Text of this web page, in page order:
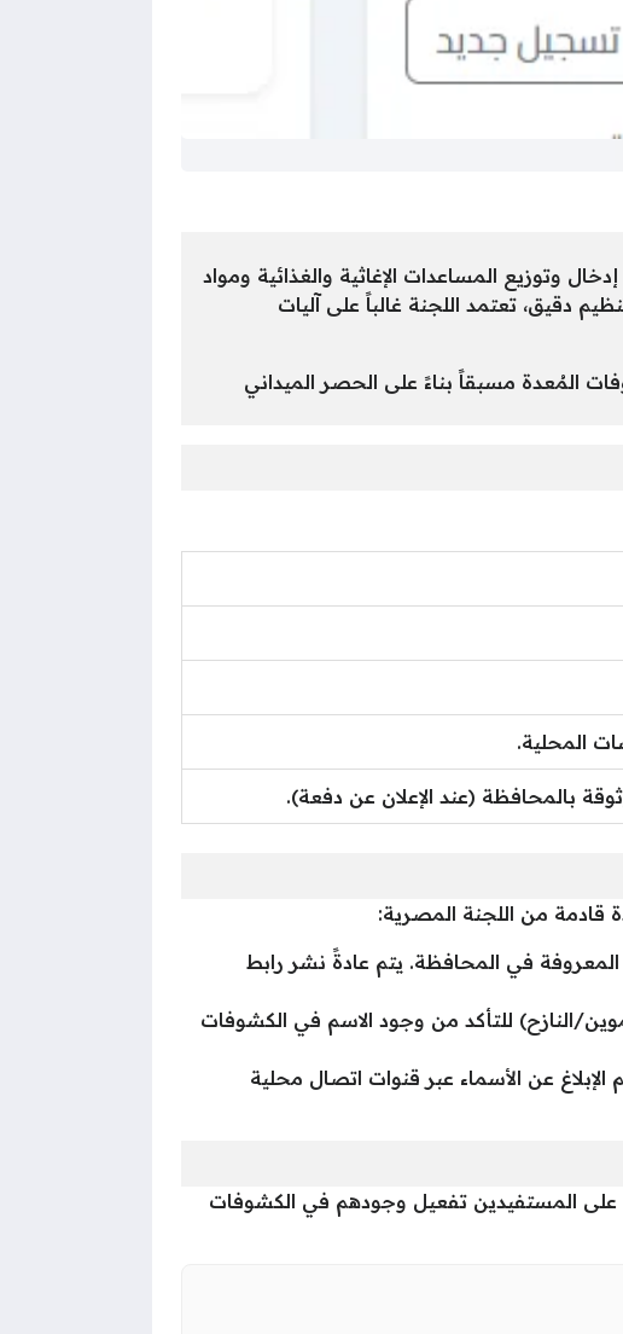
وتوزيع المساعدات الإغاثية والغذائية ومواد
دقيق، تعتمد اللجنة غالباً على آليات
المُعدة مسبقاً بناءً على الحصر الميداني
المحلية.
بالمحافظة (عند الإعلان عن دفعة).
قادمة من اللجنة المصرية:
في المحافظة. يتم عادةً نشر رابط
النازح) للتأكد من وجود الاسم في الكشوفات
عن الأسماء عبر قنوات اتصال محلية
على المستفيدين تفعيل وجودهم في الكشوفات